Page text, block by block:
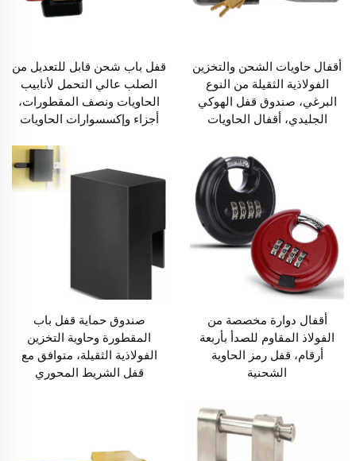
أقفال حاويات الشحن والتخزين
الفولاذية الثقيلة من النوع
البرغي، صندوق قفل الهوكي
الجليدي، أقفال الحاويات
قفل باب شحن قابل للتعديل من
الصلب عالي التحمل لأنابيب
الحاويات ونصف المقطورات،
أجزاء وإكسسوارات الحاويات
أقفال دوارة مخصصة من
الفولاذ المقاوم للصدأ بأربعة
أرقام، قفل رمز الحاوية
الشحنية
صندوق حماية قفل باب
المقطورة وحاوية التخزين
الفولاذية الثقيلة، متوافق مع
قفل الشريط المحوري